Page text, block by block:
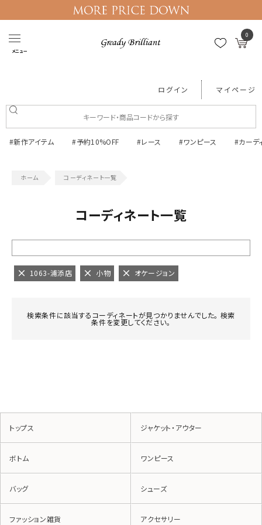
メニュー
0
ログイン マイページ
#新作アイテム #予約10%OFF #レース #ワンピース #カーデ
コーディネート一覧
コーディネート一覧
1063-浦添店 小物 オケージョン
検索条件に該当するコーディネートが見つかりませんでした。 検索
条件を変更してください。
トップス ジャケット・アウター
ボトム ワンピース
バッグ シューズ
ファッション雑貨 アクセサリー